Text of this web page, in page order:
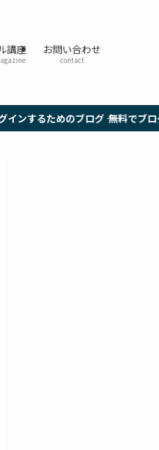
講座 お問い合わせ
contact
料でブログのメール講座開放中